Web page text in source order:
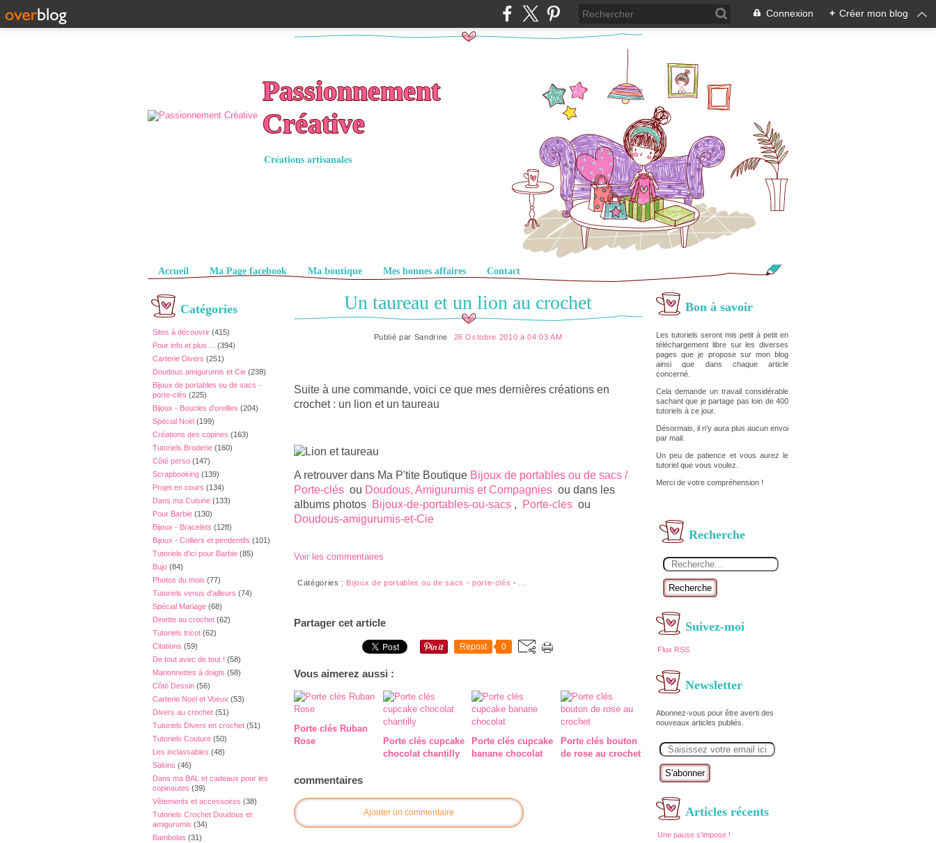
Connexion + Créer mon blog
Passionnement
Créative
Créations artisanales
Pages
Accueil Ma Page facebook Ma boutique Mes bonnes affaires Contact
Catégories
Sites à découvrir (415)
Pour info et plus ...
(394)
Carterie Divers (251)
Doudous amigurumis et Cie (238)
Bijoux de portables ou de sacs -
porte-clés (225)
Bijoux - Boucles d'oreilles (204)
Spécial Noël (199)
Créations des copines (163)
Tutoriels Broderie (160)
Côté perso (147)
Scrapbooking (139)
Projet en cours (134)
Dans ma Cuisine (133)
Pour Barbie (130)
Bijoux - Bracelets (128)
Bijoux - Colliers et pendentifs (101)
Tutoriels d'ici pour Barbie (85)
Bujo (84)
Photos du mois (77)
Tutoriels venus d'ailleurs (74)
Spécial Mariage (68)
Dinette au crochet (62)
Tutoriels tricot (62)
Citations (59)
De tout avec de tout ! (58)
Marionnettes à doigts (58)
Côté Dessin (56)
Carterie Noel et Voeux (53)
Divers au crochet (51)
Tutoriels Divers en crochet (51)
Tutoriels Couture (50)
Les inclassables (48)
Salons (46)
Dans ma BAL et cadeaux pour les
copinautes (39)
Vêtements et accessoires (38)
Tutoriels Crochet Doudous et
amigurumis (34)
Bambolas (31)
Bon à savoir
Les tutoriels seront mis petit à petit en
téléchargement libre sur les diverses
pages que je propose sur mon blog
ainsi que dans chaque article
concerné.
Cela demande un travail considérable
sachant que je partage pas loin de 400
tutoriels à ce jour.
Désormais, il n'y aura plus aucun envoi
par mail.
Un peu de patience et vous aurez le
tutoriel que vous voulez.
Merci de votre compréhension !
Recherche
Recherche
Suivez-moi
Flux RSS
Newsletter
Abonnez-vous pour être averti des
nouveaux articles publiés.
m
Articles récents
Une pause s'impose !
Un taureau et un lion au crochet
Publié par Sandrine 26 Octobre 2010 à 04:03 AM
Suite à une commande, voici ce que mes dernières créations en
crochet : un lion et un taureau
A retrouver dans Ma P'tite Boutique Bijoux de portables ou de sacs /
Porte-clés ou Doudous, Amigurumis et Compagnies ou dans les
albums photos Bijoux-de-portables-ou-sacs , Porte-cles ou
Doudous-amigurumis-et-Cie
Voir les commentaires
Catégories : Bijoux de portables ou de sacs - porte-clés -
Partager cet article
Repost 0
Vous aimerez aussi :
Porte clés Ruban
Rose
Porte clés cupcake
chocolat chantilly
Porte clés cupcake
banane chocolat
Porte clés bouton
de rose au crochet
commentaires
Ajouter un commentaire